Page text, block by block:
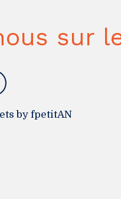
sur
by fpetitAN